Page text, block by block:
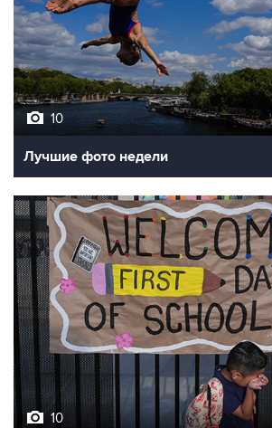
10
Лучшие фото недели
10